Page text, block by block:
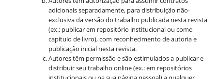
adicionais separadamente, para distribuição não-
exclusiva da versão do trabalho publicada nesta revista
(ex.: publicar em repositório institucional ou como
capítulo de livro), com reconhecimento de autoria e
publicação inicial nesta revista.
Autores têm permissão e são estimulados a publicar e
distribuir seu trabalho online (ex.: em repositórios